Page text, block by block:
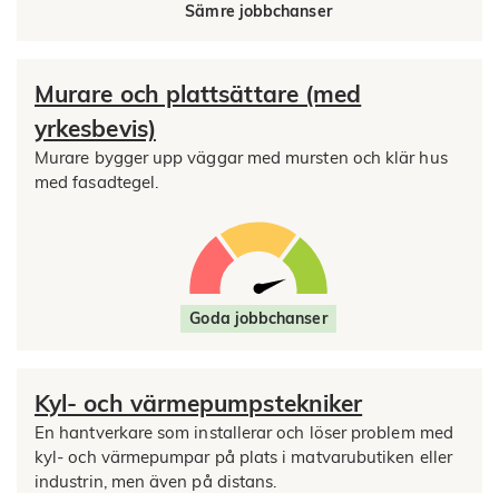
Sämre jobbchanser
Murare och plattsättare (med
yrkesbevis)
Murare bygger upp väggar med mursten och klär hus
med fasadtegel.
Goda jobbchanser
Kyl- och värmepumpstekniker
En hantverkare som installerar och löser problem med
kyl- och värmepumpar på plats i matvarubutiken eller
industrin, men även på distans.